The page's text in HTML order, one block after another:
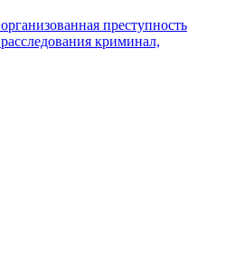
организованная преступность
расследования криминал,